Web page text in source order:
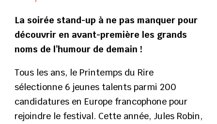
La soirée stand-up à ne pas manquer pour
découvrir en avant-première les grands
noms de l’humour de demain !
Tous les ans, le Printemps du Rire
sélectionne 6 jeunes talents parmi 200
candidatures en Europe francophone pour
rejoindre le festival. Cette année, Jules Robin,